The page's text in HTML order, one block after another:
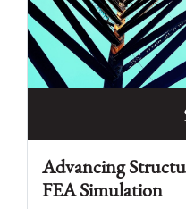
Advancing
FEA Simulation